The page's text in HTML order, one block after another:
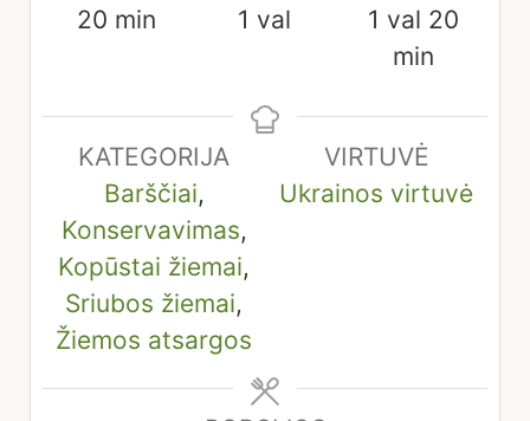
20 minutes
min
1 hour
val
1 hour
val 20
min
KATEGORIJA
Barščiai,
Konservavimas,
Kopūstai žiemai,
Sriubos žiemai,
Žiemos atsargos
VIRTUVĖ
Ukrainos virtuvė